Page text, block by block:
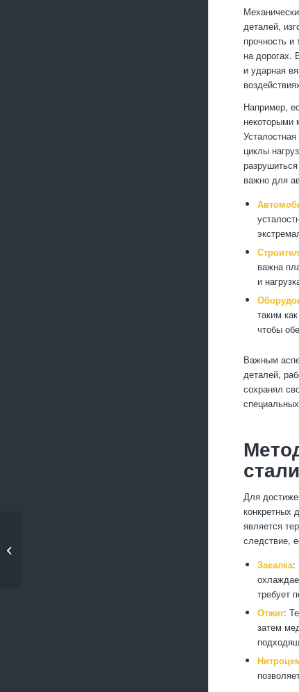
деталей,
прочность и
на дорогах.
и ударная
Например,
некоторыми
циклы
важно для
важна
и
таким
чтобы
Важным
деталей,
сохранял
стали
Для
конкретных
является
следствие,
Закалка:
требует
Отжиг:
затем